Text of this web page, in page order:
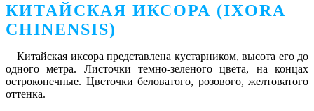
КИТАЙСКАЯ ИКСОРА (IXORA
CHINENSIS)
Китайская иксора представлена кустарником, высота его до
одного метра. Листочки темно-зеленого цвета, на концах
остроконечные. Цветочки беловатого, розового, желтоватого
оттенка.